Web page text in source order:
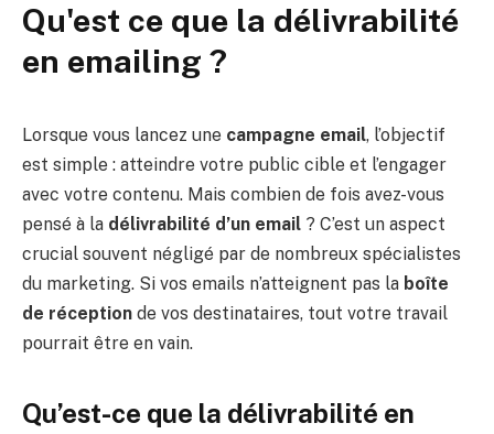
Qu'est ce que la délivrabilité
en emailing ?
Lorsque vous lancez une campagne email, l’objectif
est simple : atteindre votre public cible et l’engager
avec votre contenu. Mais combien de fois avez-vous
pensé à la délivrabilité d’un email ? C’est un aspect
crucial souvent négligé par de nombreux spécialistes
du marketing. Si vos emails n’atteignent pas la boîte
de réception de vos destinataires, tout votre travail
pourrait être en vain.
Qu’est-ce que la délivrabilité en